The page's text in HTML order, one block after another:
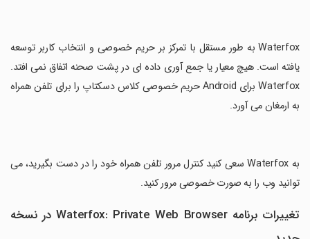
‏Waterfox به طور مستقل با تمرکز بر حریم خصوصی و انتخاب کاربر توسعه
یافته است. هیچ معیار یا جمع آوری داده ای در پشت صحنه اتفاق نمی افتد.
Waterfox برای Android حریم خصوصی کلاس دسکتاپ را برای تلفن همراه
به ارمغان می آورد.
‏به Waterfox سعی کنید کنترل مرور تلفن همراه خود را در دست بگیرید، می
توانید وب را به صورت خصوصی مرور کنید.
تغییرات برنامه Waterfox: Private Web Browser در نسخه